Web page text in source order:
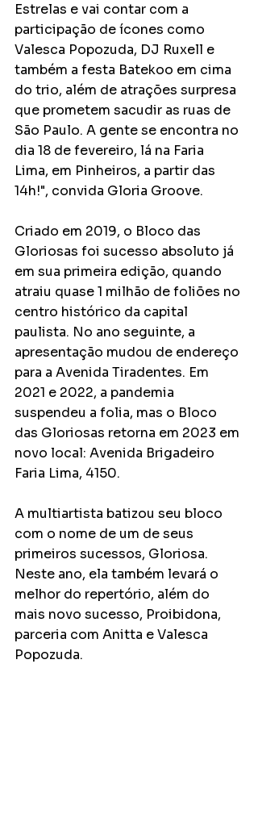
Estrelas e vai contar com a
participação de ícones como
Valesca Popozuda, DJ Ruxell e
também a festa Batekoo em cima
do trio, além de atrações surpresa
que prometem sacudir as ruas de
São Paulo. A gente se encontra no
dia 18 de fevereiro, lá na Faria
Lima, em Pinheiros, a partir das
14h!", convida Gloria Groove.
Criado em 2019, o Bloco das
Gloriosas foi sucesso absoluto já
em sua primeira edição, quando
atraiu quase 1 milhão de foliões no
centro histórico da capital
paulista. No ano seguinte, a
apresentação mudou de endereço
para a Avenida Tiradentes. Em
2021 e 2022, a pandemia
suspendeu a folia, mas o Bloco
das Gloriosas retorna em 2023 em
novo local: Avenida Brigadeiro
Faria Lima, 4150.
A multiartista batizou seu bloco
com o nome de um de seus
primeiros sucessos, Gloriosa.
Neste ano, ela também levará o
melhor do repertório, além do
mais novo sucesso, Proibidona,
parceria com Anitta e Valesca
Popozuda.